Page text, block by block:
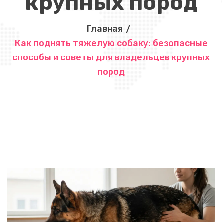
Главная
Как поднять тяжелую собаку: безопасные
способы и советы для владельцев крупных
пород